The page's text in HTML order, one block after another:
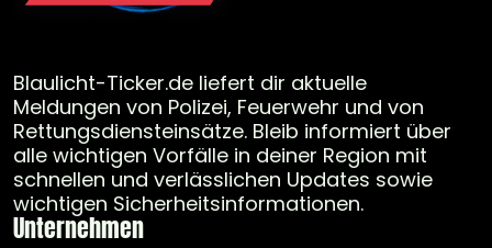
Blaulicht-Ticker.de liefert dir aktuelle
Meldungen von Polizei, Feuerwehr und von
Rettungsdiensteinsätze. Bleib informiert über
alle wichtigen Vorfälle in deiner Region mit
schnellen und verlässlichen Updates sowie
wichtigen Sicherheitsinformationen.
Unternehmen